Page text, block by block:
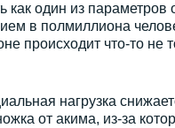
как один из параметров
в полмиллиона
происходит что-то не
нагрузка
от акима, из-за